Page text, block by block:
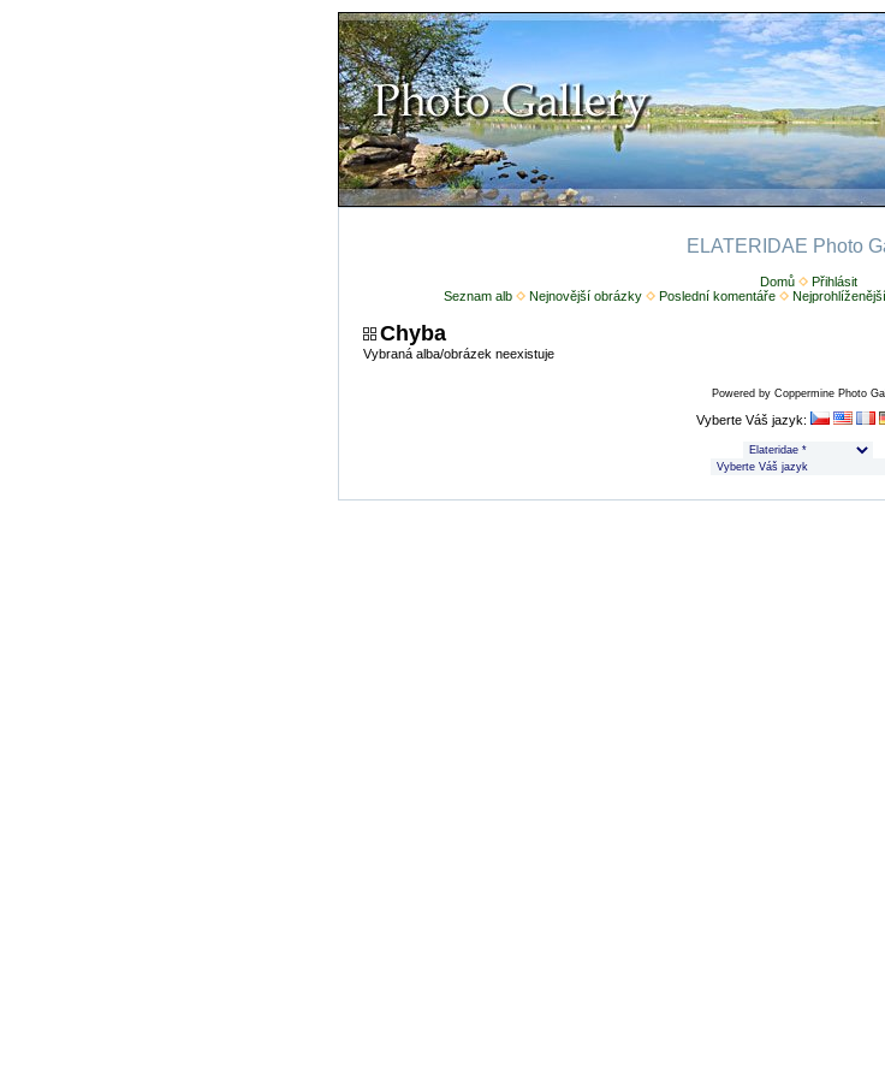
ELATERIDAE Photo
Domů
Přihlásit
Seznam alb
Nejnovější obrázky Poslední komentáře Nejprohlíženější
Chyba
Vybraná alba/obrázek neexistuje
Powered by Coppermine Photo
Vyberte Váš jazyk: